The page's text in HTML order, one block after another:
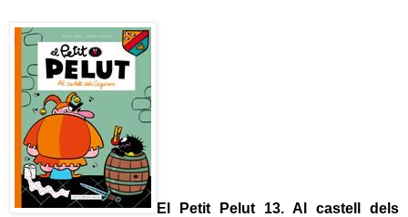
El Petit Pelut 13. Al castell dels